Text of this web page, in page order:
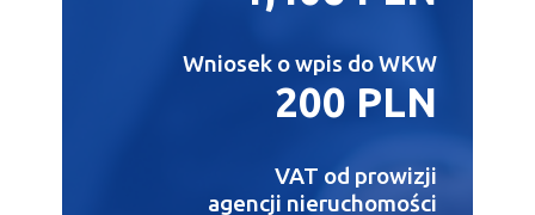
Wniosek o wpis do WKW
200 PLN
VAT od prowizji
agencji nieruchomości